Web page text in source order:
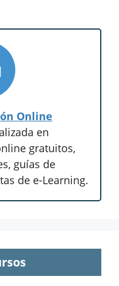
Online
en
gratuitos,
guías de
de e-Learning.